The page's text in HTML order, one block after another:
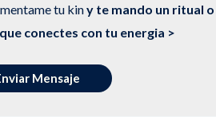
tu kiny te mando un ritual o
conectes con tu energia >
Mensaje